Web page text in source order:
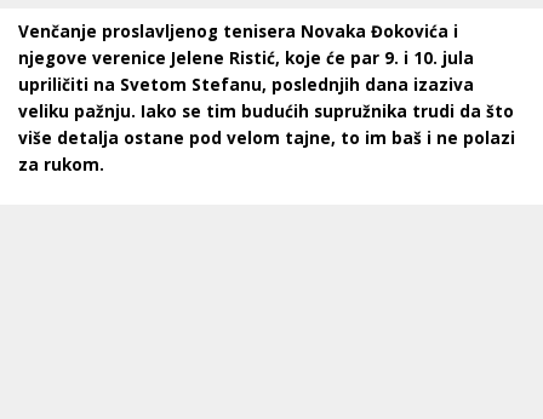
Venčanje proslavljenog tenisera Novaka Đokovića i
njegove verenice Jelene Ristić, koje će par 9. i 10. jula
upriličiti na Svetom Stefanu, poslednjih dana izaziva
veliku pažnju. Iako se tim budućih supružnika trudi da što
više detalja ostane pod velom tajne, to im baš i ne polazi
za rukom.